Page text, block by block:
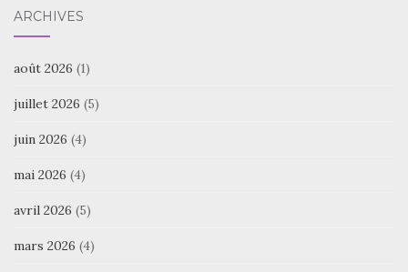
ARCHIVES
août 2026 (1)
juillet 2026 (5)
juin 2026 (4)
mai 2026 (4)
avril 2026 (5)
mars 2026 (4)